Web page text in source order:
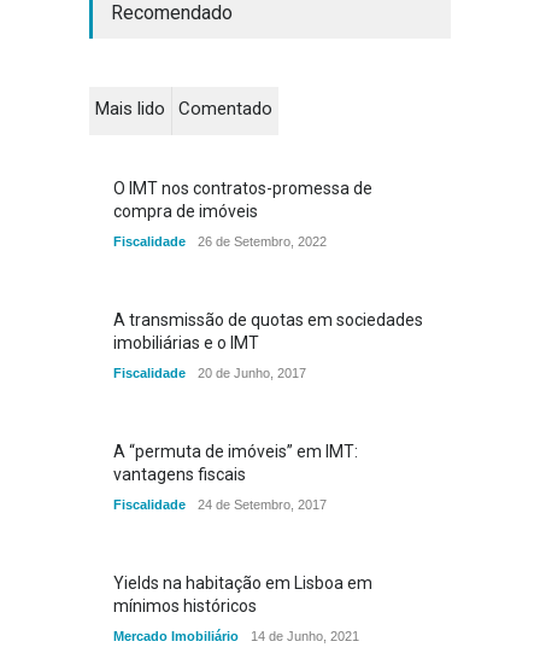
Recomendado
Mais lido Comentado
O IMT nos contratos-promessa de
compra de imóveis
Fiscalidade 26 de Setembro, 2022
A transmissão de quotas em sociedades
imobiliárias e o IMT
Fiscalidade 20 de Junho, 2017
A “permuta de imóveis” em IMT:
vantagens fiscais
Fiscalidade 24 de Setembro, 2017
Yields na habitação em Lisboa em
mínimos históricos
Mercado Imobiliário 14 de Junho, 2021